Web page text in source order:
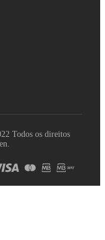
Todos os direitos